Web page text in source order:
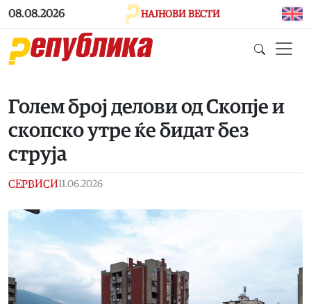
Skip to main content
08.08.2026 НАЈНОВИ ВЕСТИ
Голем број делови од Скопје и
скопско утре ќе бидат без
струја
СЕРВИСИ11.06.2026